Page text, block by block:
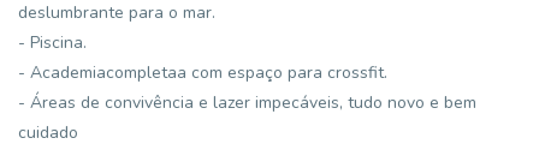
deslumbrante para o mar.
- Piscina.
- Academiacompletaa com espaço para crossfit.
- Áreas de convivência e lazer impecáveis, tudo novo e bem
cuidado